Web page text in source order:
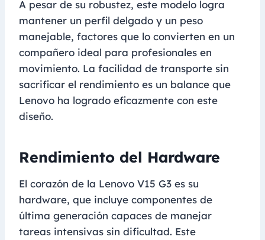
A pesar de su robustez, este modelo logra
mantener un perfil delgado y un peso
manejable, factores que lo convierten en un
compañero ideal para profesionales en
movimiento. La facilidad de transporte sin
sacrificar el rendimiento es un balance que
Lenovo ha logrado eficazmente con este
diseño.
Rendimiento del Hardware
El corazón de la Lenovo V15 G3 es su
hardware, que incluye componentes de
última generación capaces de manejar
tareas intensivas sin dificultad. Este